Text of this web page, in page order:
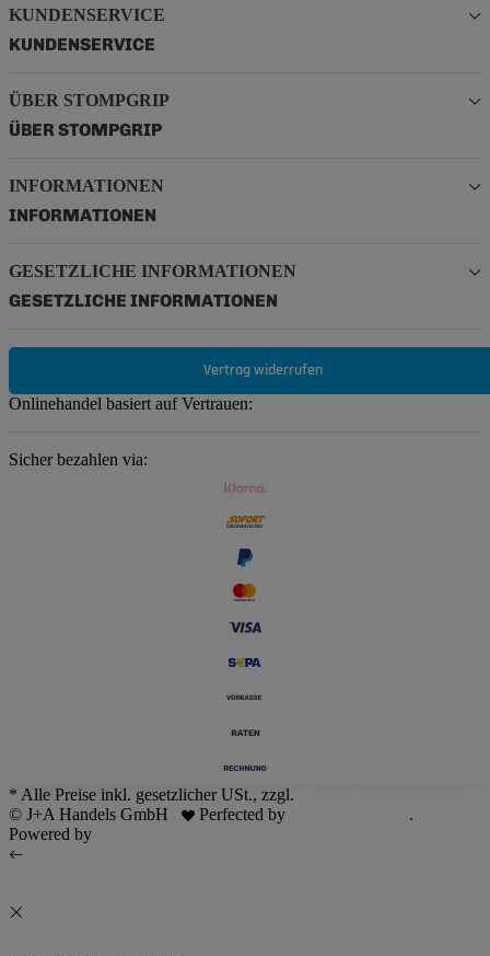
KUNDENSERVICE
KUNDENSERVICE
ÜBER STOMPGRIP
ÜBER STOMPGRIP
INFORMATIONEN
INFORMATIONEN
GESETZLICHE INFORMATIONEN
GESETZLICHE INFORMATIONEN
Vertrag widerrufen
Onlinehandel basiert auf Vertrauen:
Sicher bezahlen via:
* Alle Preise inkl. gesetzlicher USt., zzgl.
© J+A Handels GmbH
Perfected by
.
Powered by